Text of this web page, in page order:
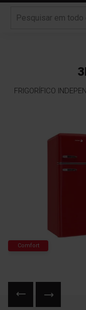
FRIGORÍFICO
Comfort